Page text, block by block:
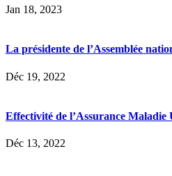
Jan 18, 2023
La présidente de l’Assemblée
Déc 19, 2022
Effectivité de l’Assurance Maladie
Déc 13, 2022